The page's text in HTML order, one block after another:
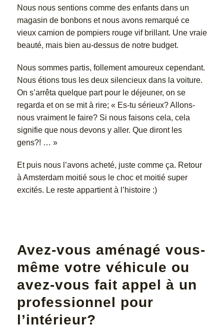
Nous nous sentions comme des enfants dans un
magasin de bonbons et nous avons remarqué ce
vieux camion de pompiers rouge vif brillant. Une vraie
beauté, mais bien au-dessus de notre budget.
Nous sommes partis, follement amoureux cependant.
Nous étions tous les deux silencieux dans la voiture.
On s’arrêta quelque part pour le déjeuner, on se
regarda et on se mit à rire; « Es-tu sérieux? Allons-
nous vraiment le faire? Si nous faisons cela, cela
signifie que nous devons y aller. Que diront les
gens?! … »
Et puis nous l’avons acheté, juste comme ça. Retour
à Amsterdam moitié sous le choc et moitié super
excités. Le reste appartient à l’histoire :)
Avez-vous aménagé vous-
même votre véhicule ou
avez-vous fait appel à un
professionnel pour
l’intérieur?